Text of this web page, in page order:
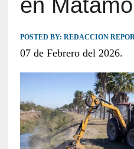
en
POSTED BY: REDACCION
07 de Febrero del 2026.